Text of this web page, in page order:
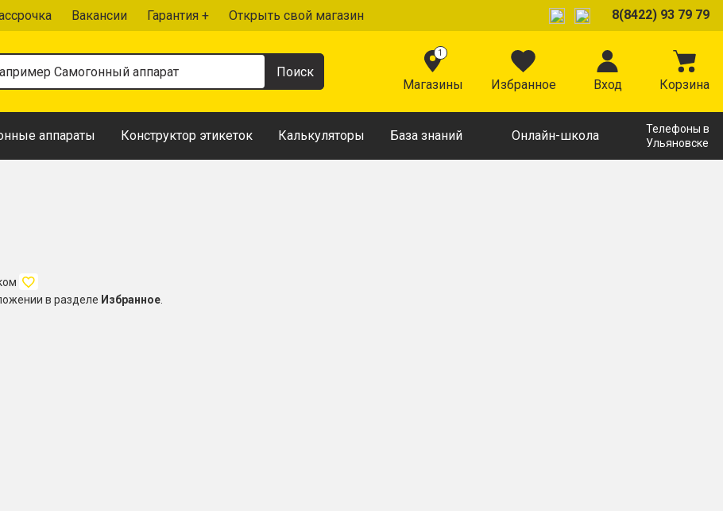
Вакансии Гарантия + Открыть свой магазин 8(8422) 93 79 79
1
Магазины Избранное Вход Корзина
аппараты Конструктор этикеток Калькуляторы База знаний Онлайн-школа
Телефоны в
Ульяновске
в разделе Избранное